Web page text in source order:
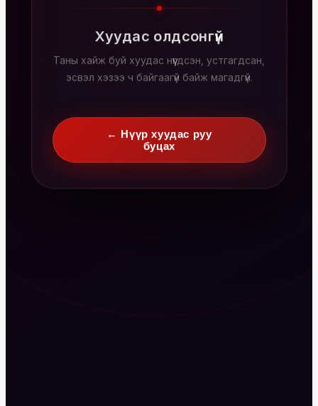
Хуудас олдсонгүй
Таны хайж буй хуудас нүүгдсэн, устгагдсан,
эсвэл хэзээ ч байгаагүй байж магадгүй.
← Нүүр хуудас руу
буцах